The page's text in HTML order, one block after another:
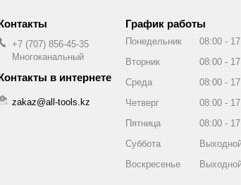
+7 (707) 856-45-35
Многоканальный
zakaz@all-tools.kz
График работы
Понедельник 08:00
Вторник
08:00
Среда
08:00
Четверг
08:00
Пятница
08:00
Суббота
Воскресенье